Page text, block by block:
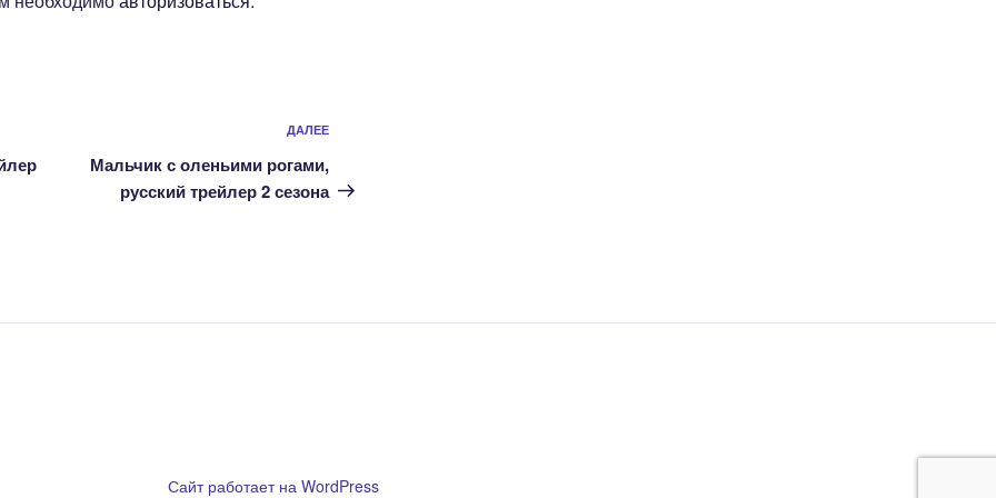
Следующая
ДАЛЕЕ
Мальчик с оленьими рогами,
русский трейлер 2 сезона
Сайт работает на WordPress